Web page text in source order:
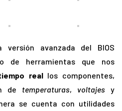
versión avanzada del BIOS
de herramientas que nos
reallos componentes,
de temperaturas, voltajes y
se cuenta con utilidades